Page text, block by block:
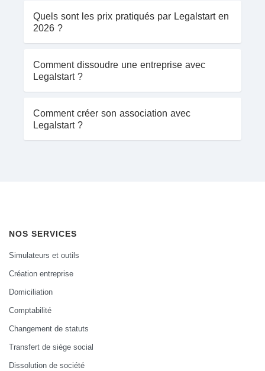
Quels sont les prix pratiqués par Legalstart en
2026 ?
Comment dissoudre une entreprise avec
Legalstart ?
Comment créer son association avec
Legalstart ?
NOS SERVICES
Simulateurs et outils
Création entreprise
Domiciliation
Comptabilité
Changement de statuts
Transfert de siège social
Dissolution de société